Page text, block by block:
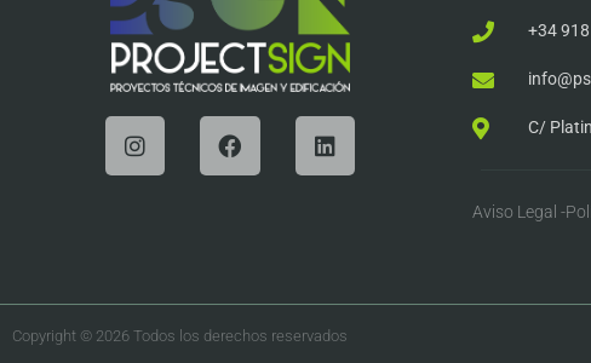
+34
C/
Aviso Legal -
Copyright © 2026 Todos los derechos reservados